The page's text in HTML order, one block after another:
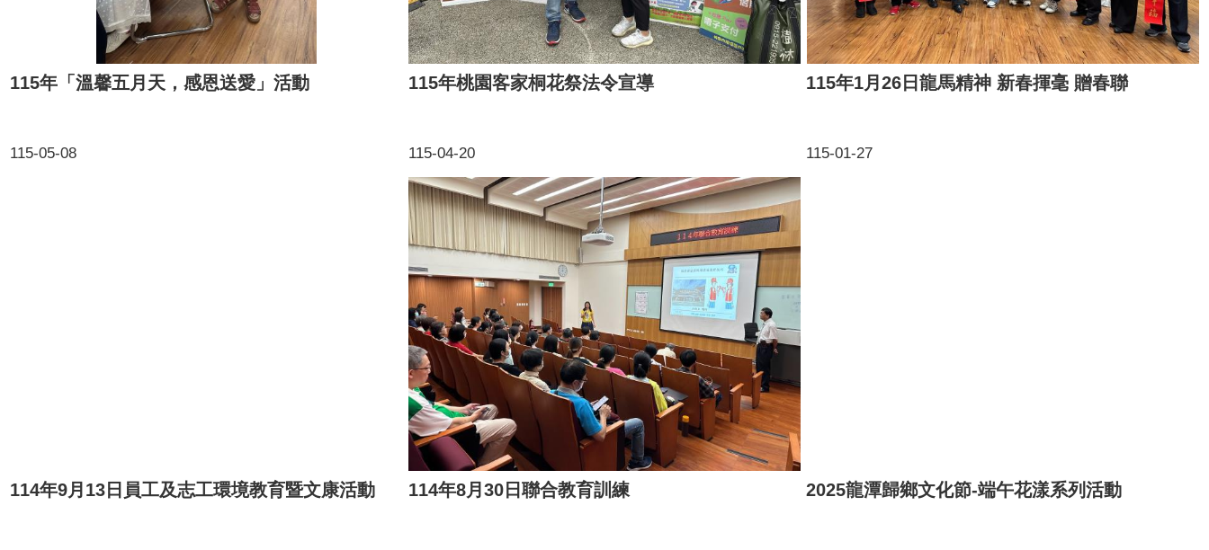
115年「溫馨五月天，感恩送愛」活動
115-05-08
115年桃園客家桐花祭法令宣導
115-04-20
115年1月26日龍馬精神 新春揮毫 贈春聯
115-01-27
114年9月13日員工及志工環境教育暨文康活動 114年8月30日聯合教育訓練 2025龍潭歸鄉文化節-端午花漾系列活動